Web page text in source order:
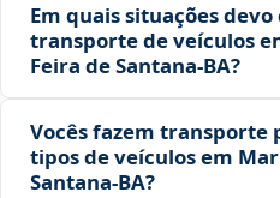
Em quais situações
transporte de veículos
Feira de Santana‑BA?
Vocês fazem transporte
tipos de veículos em
Santana‑BA?